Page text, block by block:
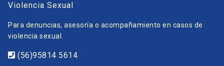
Violencia Sexual
Para denuncias, asesoría o acompañamiento en casos de
violencia sexual.
(56)95814 5614